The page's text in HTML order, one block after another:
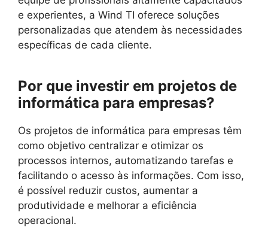
e experientes, a Wind TI oferece soluções
personalizadas que atendem às necessidades
específicas de cada cliente.
Por que investir em projetos de
informática para empresas?
Os projetos de informática para empresas têm
como objetivo centralizar e otimizar os
processos internos, automatizando tarefas e
facilitando o acesso às informações. Com isso,
é possível reduzir custos, aumentar a
produtividade e melhorar a eficiência
operacional.